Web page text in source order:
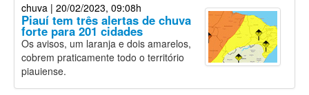
chuva | 20/02/2023, 09:08h
Piauí tem três alertas de chuva
forte para 201 cidades
Os avisos, um laranja e dois amarelos,
cobrem praticamente todo o território
piauiense.